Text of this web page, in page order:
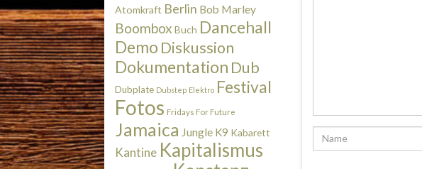
Atomkraft Berlin Bob Marley
Boombox Buch Dancehall
Demo Diskussion
Dokumentation Dub
Dubplate Dubstep Elektro Festival
Fotos Fridays For Future
Jamaica Jungle K9 Kabarett
Kantine Kapitalismus